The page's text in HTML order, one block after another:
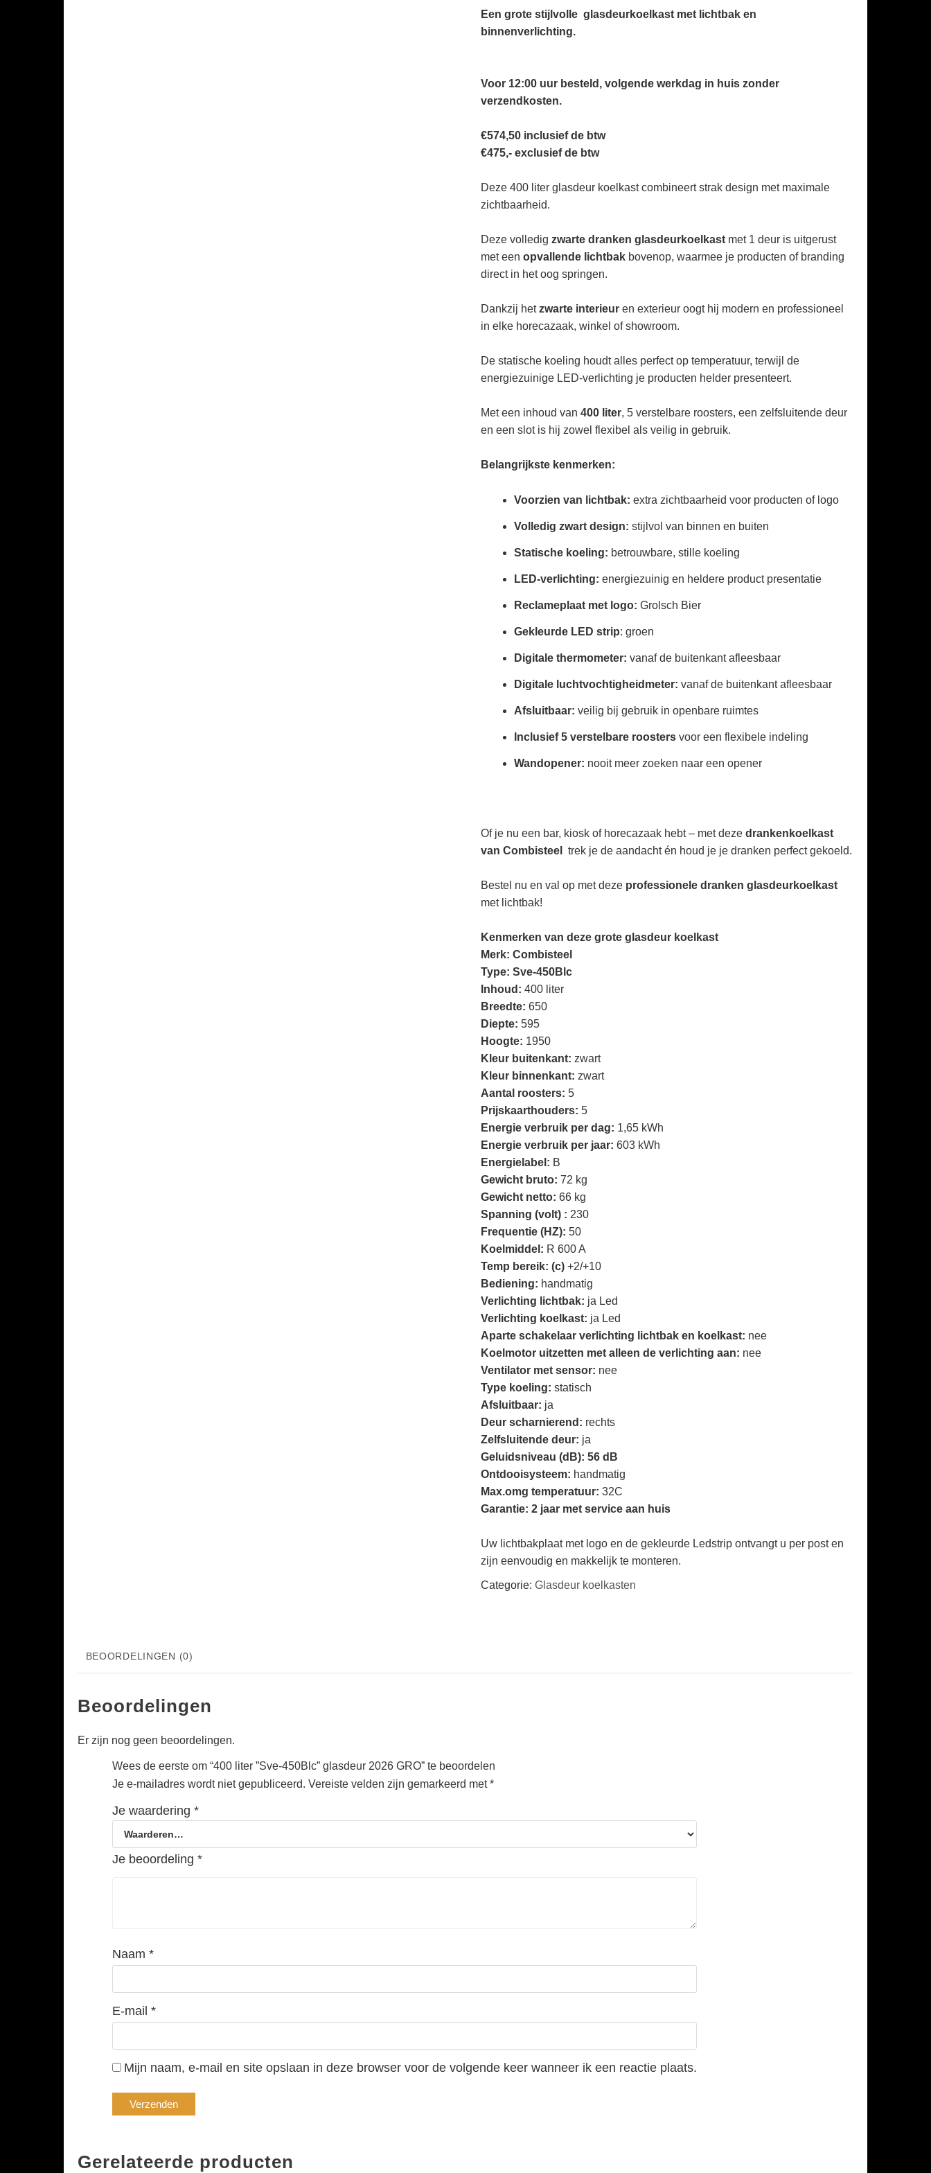
2026
GRO
Een grote stijlvolle glasdeurkoelkast met lichtbak en
binnenverlichting.
Voor 12:00 uur besteld, volgende werkdag in huis zonder
verzendkosten.
€574,50 inclusief de btw
€475,- exclusief de btw
Deze 400 liter glasdeur koelkast combineert strak design met maximale
zichtbaarheid.
Deze volledigzwarte dranken glasdeurkoelkast met 1 deur is uitgerust
met eenopvallende lichtbak bovenop, waarmee je producten of branding
direct in het oog springen.
Dankzij hetzwarte interieur en exterieur oogt hij modern en professioneel
in elke horecazaak, winkel of showroom.
De statische koeling houdt alles perfect op temperatuur, terwijl de
energiezuinige LED-verlichting je producten helder presenteert.
Met een inhoud van400 liter, 5 verstelbare roosters, een zelfsluitende deur
en een slot is hij zowel flexibel als veilig in gebruik.
Belangrijkste kenmerken:
Voorzien van lichtbak:extra zichtbaarheid voor producten of logo
Volledig zwart design: stijlvol van binnen en buiten
Statische koeling: betrouwbare, stille koeling
LED-verlichting: energiezuinig en heldere product presentatie
Reclameplaat met logo: Grolsch Bier
Gekleurde LED strip: groen
Digitale thermometer: vanaf de buitenkant afleesbaar
Digitale luchtvochtigheidmeter: vanaf de buitenkant afleesbaar
Afsluitbaar:veilig bij gebruik in openbare ruimtes
Inclusief 5 verstelbare roosters voor een flexibele indeling
Wandopener: nooit meer zoeken naar een opener
Of je nu een bar, kiosk of horecazaak hebt – met deze drankenkoelkast
van Combisteel
trek je de aandacht én houd je je dranken perfect gekoeld.
Bestel nu en val op met deze professionele dranken glasdeurkoelkast
met lichtbak!
Kenmerken van deze grote glasdeur koelkast
Merk: Combisteel
Type: Sve-450Blc
Inhoud:400 liter
Breedte:650
Diepte:595
Hoogte: 1950
Kleur buitenkant: zwart
Kleur binnenkant: zwart
Aantal roosters:5
Prijskaarthouders:5
Energie verbruik per dag: 1,65 kWh
Energie verbruik per jaar:603 kWh
Energielabel: B
Gewicht bruto:72 kg
Gewicht netto:66 kg
Spanning (volt) : 230
Frequentie (HZ):50
Koelmiddel: R 600 A
Temp bereik: (c)+2/+10
Bediening: handmatig
Verlichting lichtbak: ja Led
Verlichting koelkast: ja Led
Aparte schakelaar verlichting lichtbak en koelkast: nee
Koelmotor uitzetten met alleen de verlichting aan: nee
Ventilator met sensor: nee
Type koeling:statisch
Afsluitbaar: ja
Deur scharnierend: rechts
Zelfsluitende deur: ja
Geluidsniveau (dB): 56 dB
Ontdooisysteem: handmatig
Max.omg temperatuur:32C
Garantie: 2 jaar met service aan huis
Uw lichtbakplaat met logo en de gekleurde Ledstrip ontvangt u per post en
zijn eenvoudig en makkelijk te monteren.
Categorie:Glasdeur koelkasten
BEOORDELINGEN (0)
Beoordelingen
Er zijn nog geen beoordelingen.
Wees de eerste om “400 liter ”Sve-450Blc” glasdeur 2026 GRO” te beoordelen
Je e-mailadres wordt niet gepubliceerd. Vereiste velden zijn gemarkeerd met*
Je waardering *
Je beoordeling *
Naam *
E-mail *
Mijn naam, e-mail en site opslaan in deze browser voor de volgende keer wanneer ik een reactie plaats.
Gerelateerde producten